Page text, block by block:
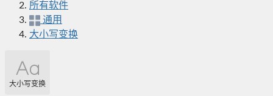
所有软件
通用
大小写变换
大小写变换